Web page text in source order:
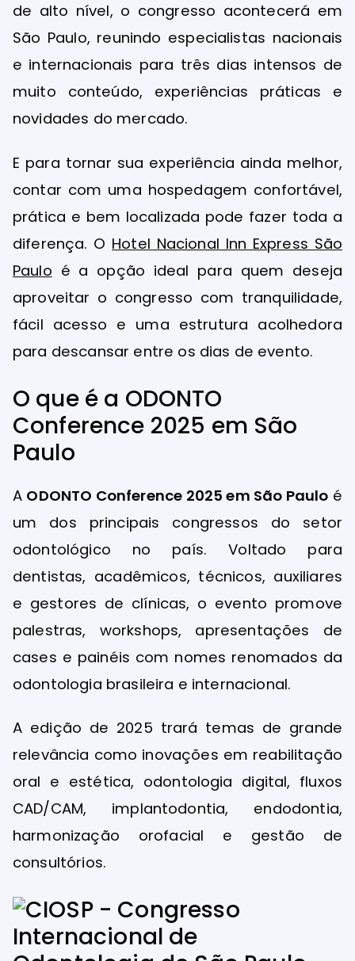
de alto nível, o congresso acontecerá em
São Paulo, reunindo especialistas nacionais
e internacionais para três dias intensos de
muito conteúdo, experiências práticas e
novidades do mercado.
E para tornar sua experiência ainda melhor,
contar com uma hospedagem confortável,
prática e bem localizada pode fazer toda a
diferença. O Hotel Nacional Inn Express São
Paulo é a opção ideal para quem deseja
aproveitar o congresso com tranquilidade,
fácil acesso e uma estrutura acolhedora
para descansar entre os dias de evento.
O que é a ODONTO
Conference 2025 em São
Paulo
A ODONTO Conference 2025 em São Paulo é
um dos principais congressos do setor
odontológico no país. Voltado para
dentistas, acadêmicos, técnicos, auxiliares
e gestores de clínicas, o evento promove
palestras, workshops, apresentações de
cases e painéis com nomes renomados da
odontologia brasileira e internacional.
A edição de 2025 trará temas de grande
relevância como inovações em reabilitação
oral e estética, odontologia digital, fluxos
CAD/CAM, implantodontia, endodontia,
harmonização orofacial e gestão de
consultórios.